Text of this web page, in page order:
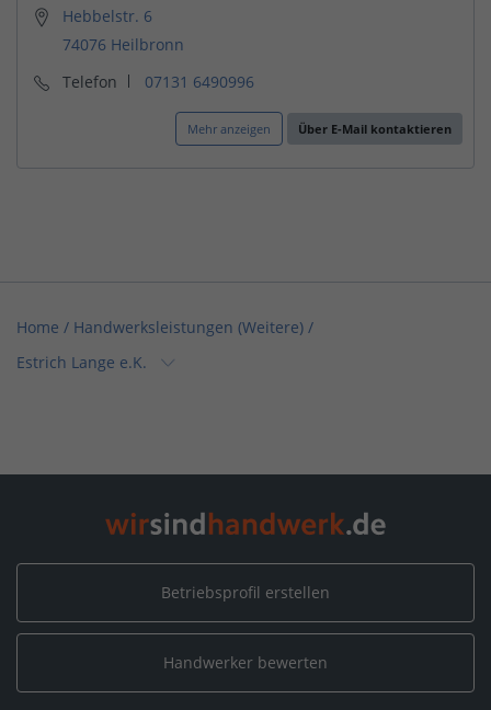
Hebbelstr. 6
74076 Heilbronn
Telefon
07131 6490996
Mehr anzeigen Über E-Mail kontaktieren
Home / Handwerksleistungen (Weitere) /
Estrich Lange e.K.
Betriebsprofil erstellen
Handwerker bewerten